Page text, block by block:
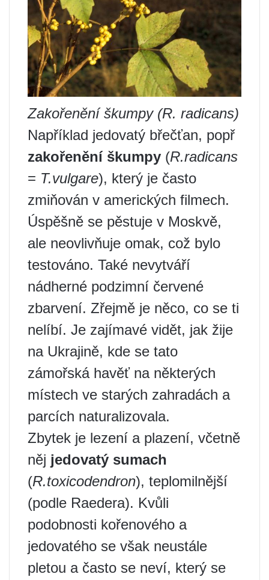
Zakořenění škumpy (R. radicans)
Například jedovatý břečťan, popř
zakořenění škumpy (R.radicans
= T.vulgare), který je často
zmiňován v amerických filmech.
Úspěšně se pěstuje v Moskvě,
ale neovlivňuje omak, což bylo
testováno. Také nevytváří
nádherné podzimní červené
zbarvení. Zřejmě je něco, co se ti
nelíbí. Je zajímavé vidět, jak žije
na Ukrajině, kde se tato
zámořská havěť na některých
místech ve starých zahradách a
parcích naturalizovala.
Zbytek je lezení a plazení, včetně
něj jedovatý sumach
(R.toxicodendron), teplomilnější
(podle Raedera). Kvůli
podobnosti kořenového a
jedovatého se však neustále
pletou a často se neví, který se